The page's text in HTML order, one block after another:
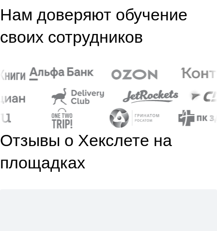
Нам доверяют обучение
своих сотрудников
Отзывы о Хекслете на
площадках